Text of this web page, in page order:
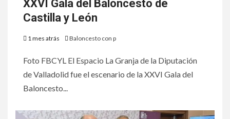
XXVI Gala del Baloncesto de
Castilla y León
1 mes atrás Baloncesto con p
Foto FBCYL El Espacio La Granja de la Diputación
de Valladolid fue el escenario de la XXVI Gala del
Baloncesto...